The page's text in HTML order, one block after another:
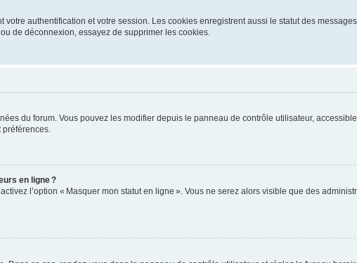
authentification et votre session. Les cookies enregistrent aussi le statut des
de déconnexion, essayez de supprimer les cookies.
du forum. Vous pouvez les modifier depuis le panneau de contrôle utilisateur,
préférences.
en ligne ?
l’option « Masquer mon statut en ligne ». Vous ne serez alors visible que des